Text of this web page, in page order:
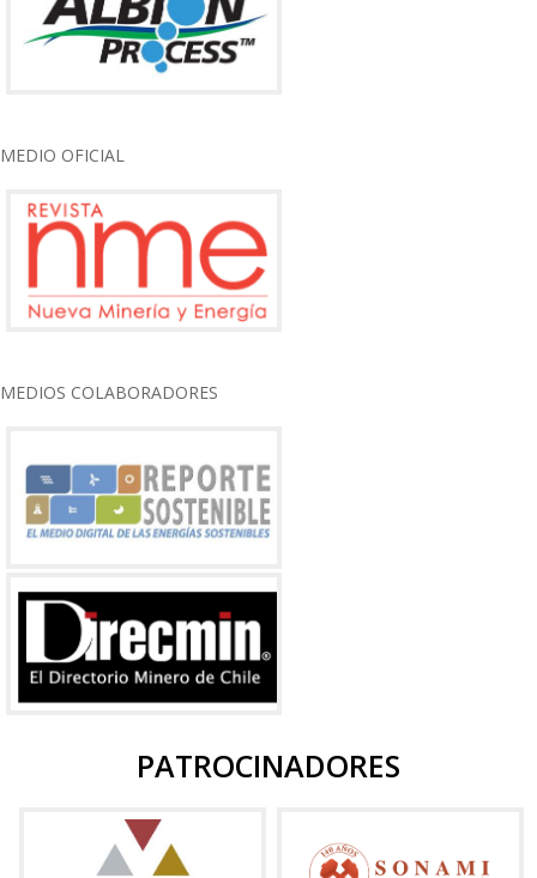
MEDIO OFICIAL
MEDIOS COLABORADORES
PATROCINADORES